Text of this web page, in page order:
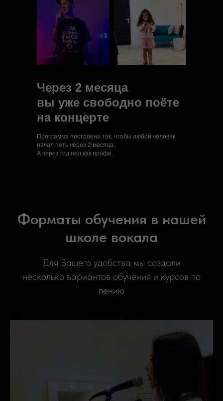
Через 2 месяца
вы уже свободно поёте
на концерте
Программа построена так, чтобы любой человек
начал петь через 2 месяца.
А через год пел как профи.
Форматы обучения в нашей
школе вокала
Для Вашего удобства мы создали
несколько вариантов обучения и курсов по
пению